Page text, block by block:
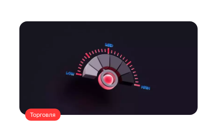
Торговля